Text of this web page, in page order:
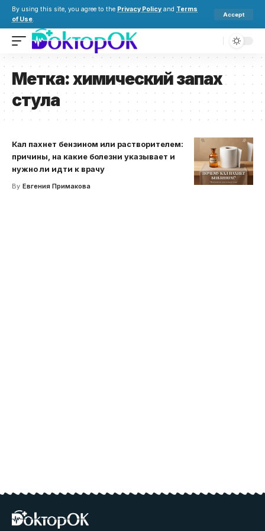
By using this site, you agree to the Privacy Policy and Terms
of Use.
Accept
Метка:химический запах
стула
Кал пахнет бензином или растворителем:
причины, на какие болезни указывает и
нужно ли идти к врачу
By Евгения Примакова